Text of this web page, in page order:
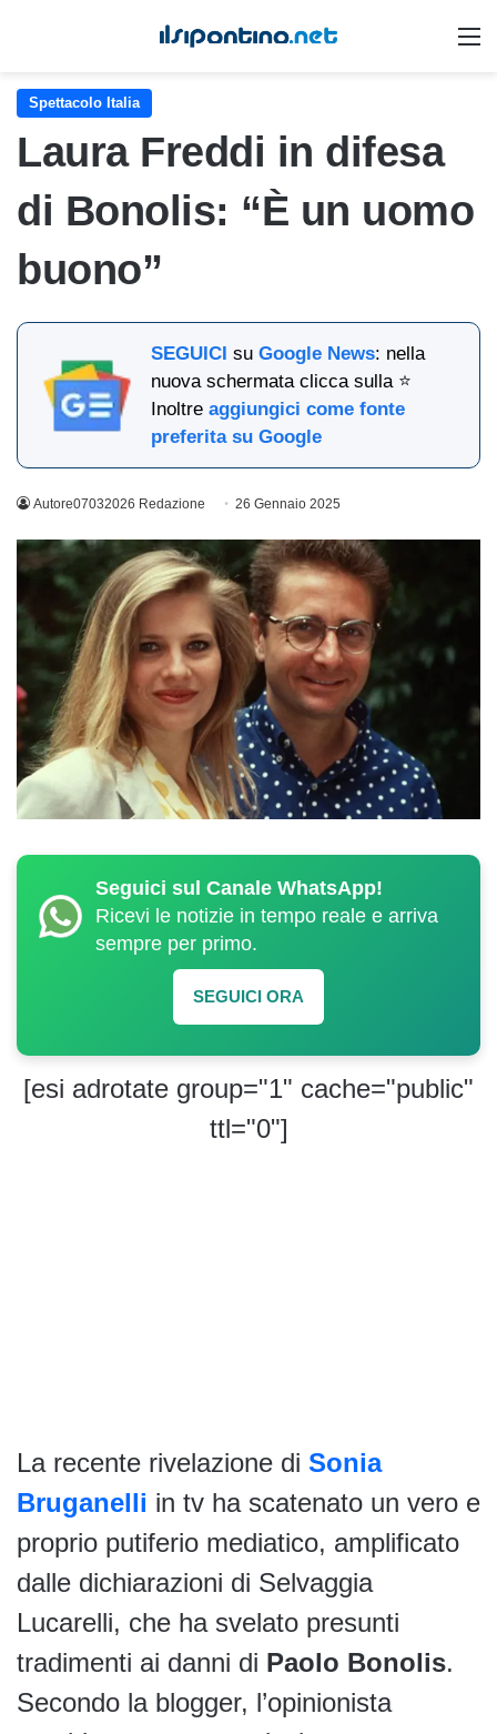
Spettacolo Italia
Laura Freddi in difesa
di Bonolis: “È un uomo
buono”
SEGUICI suGoogle News: nella
nuova schermata clicca sulla ⭐
Inoltreaggiungici come fonte
preferita su Google
Autore07032026 Redazione 26 Gennaio 2025
Seguici sul Canale WhatsApp!
Ricevi le notizie in tempo reale e arriva
sempre per primo.
SEGUICI ORA
[esi adrotate group="1" cache="public"
ttl="0"]
La recente rivelazione di Sonia
Bruganelli in tv ha scatenato un vero e
proprio putiferio mediatico, amplificato
dalle dichiarazioni di Selvaggia
Lucarelli, che ha svelato presunti
tradimenti ai danni di Paolo Bonolis.
Secondo la blogger, l’opinionista